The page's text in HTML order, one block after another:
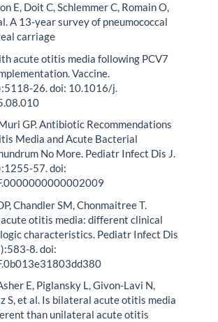
E, Doit C, Schlemmer C, Romain O,
A 13-year survey of pneumococcal
carriage
acute otitis media following PCV7
Vaccine.
26. doi: 10.1016/j.
GP. Antibiotic Recommendations
Media and Acute Bacterial
No More. Pediatr Infect Dis J.
57. doi:
Chandler SM, Chonmaitree T.
otitis media: different clinical
characteristics. Pediatr Infect Dis
8. doi:
E, Piglansky L, Givon-Lavi N,
S, et al. Is bilateral acute otitis media
than unilateral acute otitis